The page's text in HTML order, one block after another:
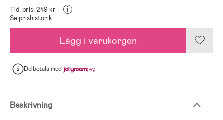
Tid. pris: 249 kr
i
Se prishistorik
Lägg i varukorgen
Delbetalamed
Beskrivning